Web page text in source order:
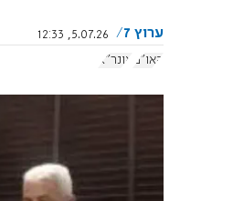
ערוץ 7
5.07.26, 12:33
האו"ם אונר"א